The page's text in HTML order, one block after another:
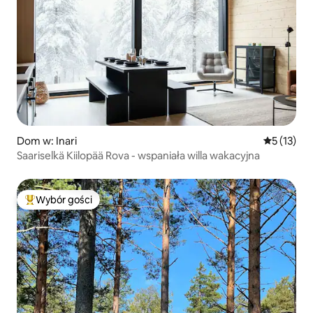
Dom w: Inari Średnia
5 (13)
Saariselkä Kiilopää Rova - wspaniała willa wakacyjna
Najpopularniejsze z kategorii Wybór gości
Wybór gości